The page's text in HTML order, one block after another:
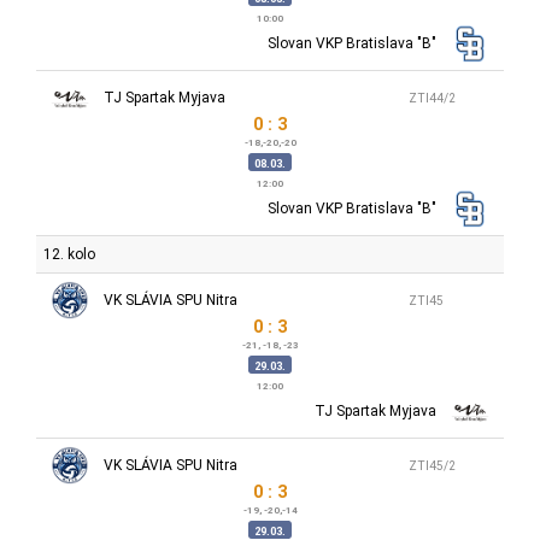
10:00
Slovan VKP Bratislava "B"
ZTI44/2
TJ Spartak Myjava
0 : 3
-18,-20,-20
08.03.
12:00
Slovan VKP Bratislava "B"
12. kolo
ZTI45
VK SLÁVIA SPU Nitra
0 : 3
-21, -18, -23
29.03.
12:00
TJ Spartak Myjava
ZTI45/2
VK SLÁVIA SPU Nitra
0 : 3
-19, -20,-14
29.03.